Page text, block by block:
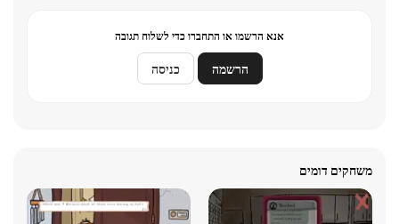
אנא הרשמו או התחברו כדי לשלוח תגובה
הרשמה כניסה
משחקים דומים